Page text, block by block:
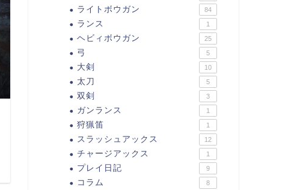
ライトボウガン 84
ランス 1
ヘビィボウガン 25
弓 5
大剣 10
太刀 5
双剣 3
ガンランス 1
狩猟笛 1
スラッシュアックス 12
チャージアックス 1
プレイ日記 9
コラム 8